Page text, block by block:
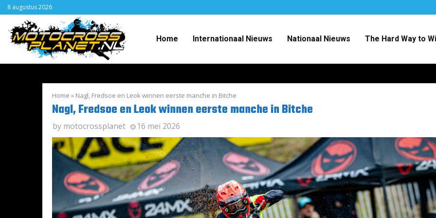
8 augustus 2026
Home Internationaal Nieuws Nationaal Nieuws The Hard Way to
Home » Nagl, Fredsoe en Leok winnen eerste manche in Bitche
Nagl, Fredsoe en Leok winnen eerste manche in Bitche
by motocrossplanet 16 mei 2026